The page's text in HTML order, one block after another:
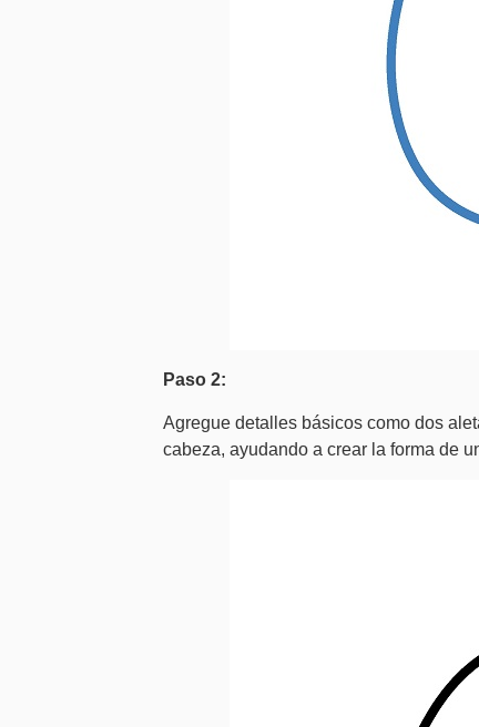
Paso 2:
Agregue detalles básicos como dos
cabeza, ayudando a crear la forma de